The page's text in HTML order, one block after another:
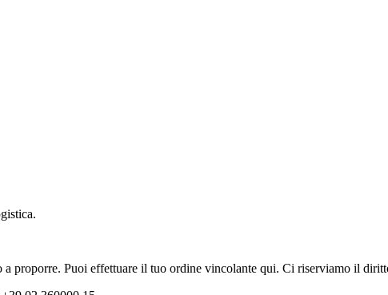
proporre. Puoi effettuare il tuo ordine vincolante qui. Ci riserviamo il